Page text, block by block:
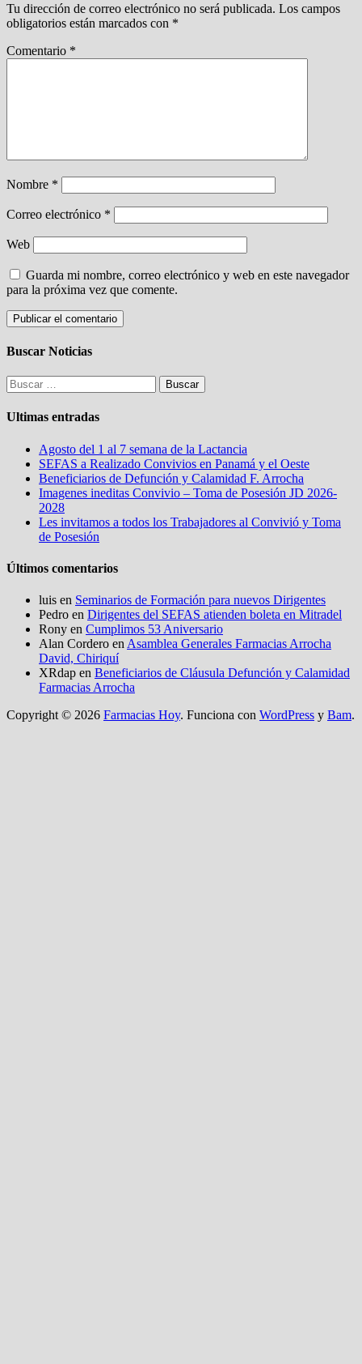
Tu dirección de correo electrónico no será publicada. Los campos
obligatorios están marcados con *
Comentario *
Nombre *
Correo electrónico *
Web
Guarda mi nombre, correo electrónico y web en este navegador
para la próxima vez que comente.
Buscar Noticias
Buscar:
Ultimas entradas
Agosto del 1 al 7 semana de la Lactancia
SEFAS a Realizado Convivios en Panamá y el Oeste
Beneficiarios de Defunción y Calamidad F. Arrocha
Imagenes ineditas Convivio – Toma de Posesión JD 2026-
2028
Les invitamos a todos los Trabajadores al Convivió y Toma
de Posesión
Últimos comentarios
luis en Seminarios de Formación para nuevos Dirigentes
Pedro en Dirigentes del SEFAS atienden boleta en Mitradel
Rony en Cumplimos 53 Aniversario
Alan Cordero en Asamblea Generales Farmacias Arrocha
David, Chiriquí
XRdap en Beneficiarios de Cláusula Defunción y Calamidad
Farmacias Arrocha
Copyright © 2026 Farmacias Hoy. Funciona con WordPress y Bam.